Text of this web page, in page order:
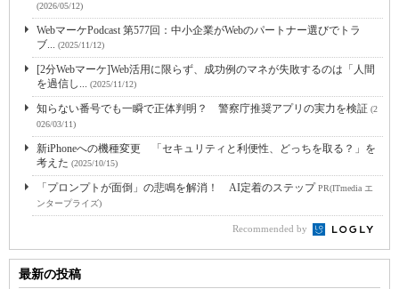
(2026/05/12)
WebマーケPodcast 第577回：中小企業がWebのパートナー選びでトラ
ブ... (2025/11/12)
[2分Webマーケ]Web活用に限らず、成功例のマネが失敗するのは「人間
を過信し... (2025/11/12)
知らない番号でも一瞬で正体判明？ 警察庁推奨アプリの実力を検証 (2
026/03/11)
新iPhoneへの機種変更 「セキュリティと利便性、どっちを取る？」を
考えた (2025/10/15)
「プロンプトが面倒」の悲鳴を解消！ AI定着のステップPR(ITmedia エ
ンタープライズ)
Recommended by
最新の投稿